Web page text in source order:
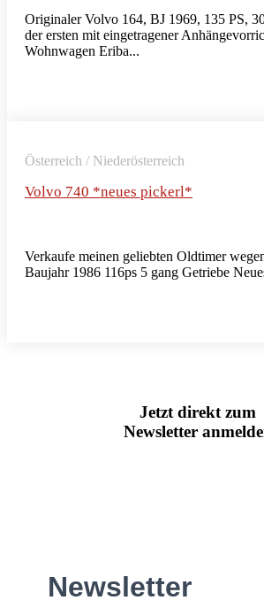
Originaler Volvo 164, BJ 1969, 135 PS,
der ersten mit eingetragener
Wohnwagen Eriba...
Österreich / Niederösterreich
Volvo 740 *neues pickerl*
Verkaufe meinen geliebten Oldtimer
Baujahr 1986 116ps 5 gang Getriebe
Jetzt direkt zum
Newsletter